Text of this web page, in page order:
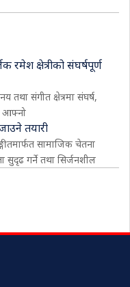
रमेश क्षेत्रीको संघर्षपूर्ण
तथा संगीत क्षेत्रमा संघर्ष,
आफ्नो
तयारी
सामाजिक चेतना
सुदृढ गर्ने तथा सिर्जनशील